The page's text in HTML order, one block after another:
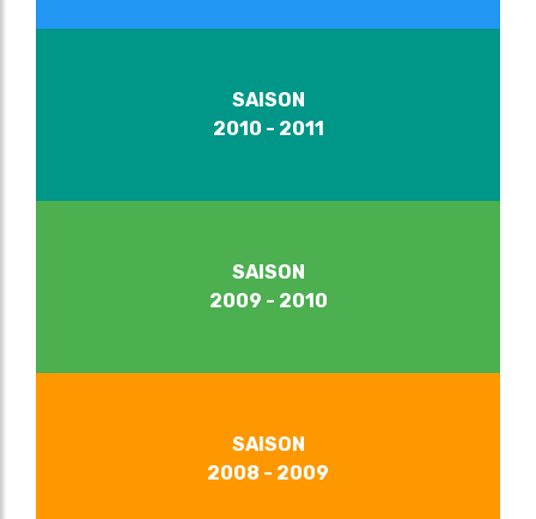
SAISON
2010 - 2011
SAISON
2009 - 2010
SAISON
2008 - 2009